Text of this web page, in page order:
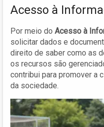
Acesso à
Por meio do Acesso à
solicitar dados e
direito de saber como as
os recursos são
contribui para promover a
da sociedade.